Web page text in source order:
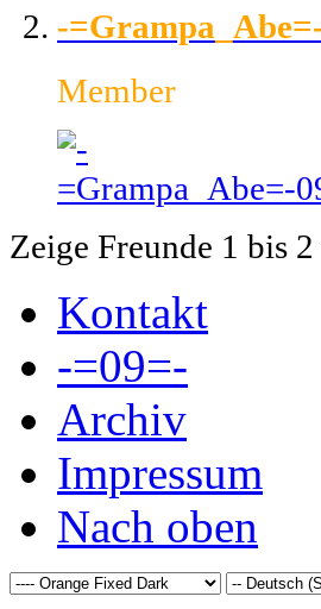
-
Member
Zeige Freunde 1 bis
Kontakt
-=09=-
Archiv
Impressum
Nach oben